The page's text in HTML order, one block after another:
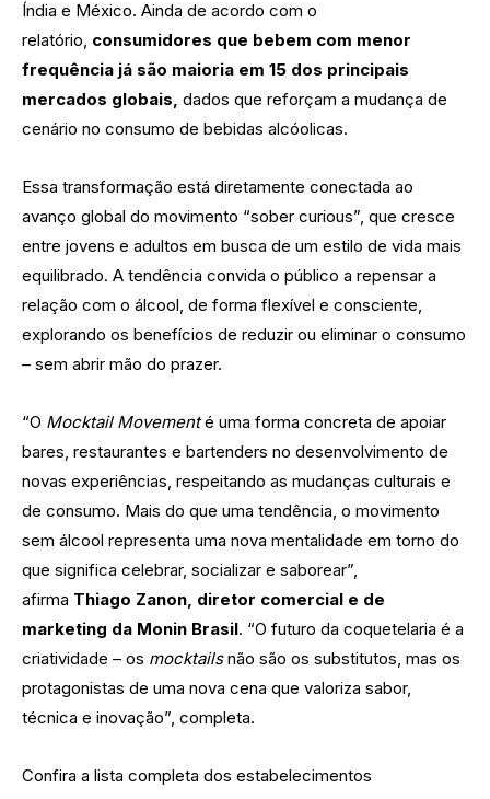
Índia e México. Ainda de acordo com o
relatório, consumidores que bebem com menor
frequência já são maioria em 15 dos principais
mercados globais, dados que reforçam a mudança de
cenário no consumo de bebidas alcóolicas.
Essa transformação está diretamente conectada ao
avanço global do movimento “sober curious”, que cresce
entre jovens e adultos em busca de um estilo de vida mais
equilibrado. A tendência convida o público a repensar a
relação com o álcool, de forma flexível e consciente,
explorando os benefícios de reduzir ou eliminar o consumo
– sem abrir mão do prazer.
“O Mocktail Movementé uma forma concreta de apoiar
bares, restaurantes e bartenders no desenvolvimento de
novas experiências, respeitando as mudanças culturais e
de consumo. Mais do que uma tendência, o movimento
sem álcool representa uma nova mentalidade em torno do
que significa celebrar, socializar e saborear”,
afirma Thiago Zanon, diretor comercial e de
marketing da Monin Brasil. “O futuro da coquetelaria é a
criatividade – os mocktailsnão são os substitutos, mas os
protagonistas de uma nova cena que valoriza sabor,
técnica e inovação”, completa.
Confira a lista completa dos estabelecimentos